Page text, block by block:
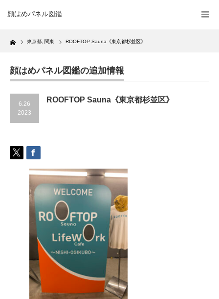
顔はめパネル図鑑
Home 東京都 関東 ROOFTOP Sauna《東京都杉並区》
顔はめパネル図鑑の追加情報
6.26
2023
ROOFTOP Sauna《東京都杉並区》